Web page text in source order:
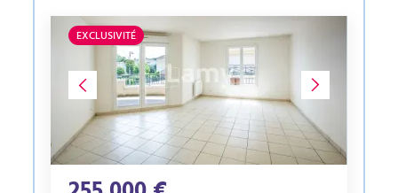
EXCLUSIVITÉ